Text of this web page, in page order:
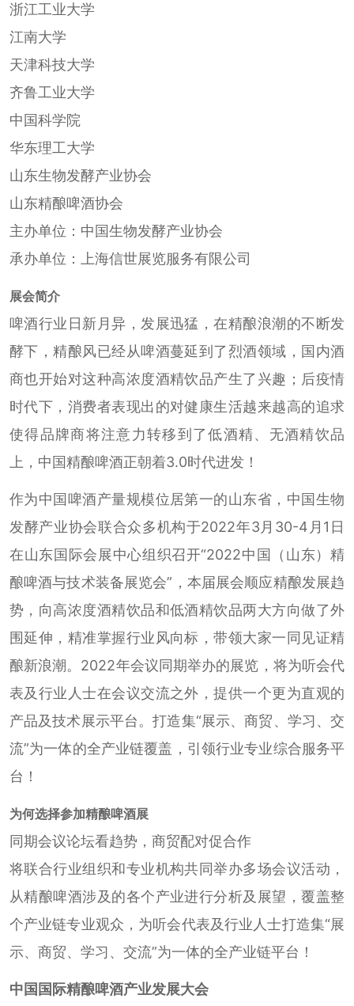
浙江工业大学
江南大学
天津科技大学
齐鲁工业大学
中国科学院
华东理工大学
山东生物发酵产业协会
山东精酿啤酒协会
主办单位：中国生物发酵产业协会
承办单位：上海信世展览服务有限公司
展会简介
啤酒行业日新月异，发展迅猛，在精酿浪潮的不断发
酵下，精酿风已经从啤酒蔓延到了烈酒领域，国内酒
商也开始对这种高浓度酒精饮品产生了兴趣；后疫情
时代下，消费者表现出的对健康生活越来越高的追求
使得品牌商将注意力转移到了低酒精、无酒精饮品
上，中国精酿啤酒正朝着3.0时代进发！
作为中国啤酒产量规模位居第一的山东省，中国生物
发酵产业协会联合众多机构于2022年3月30-4月1日
在山东国际会展中心组织召开“2022中国（山东）精
酿啤酒与技术装备展览会”，本届展会顺应精酿发展趋
势，向高浓度酒精饮品和低酒精饮品两大方向做了外
围延伸，精准掌握行业风向标，带领大家一同见证精
酿新浪潮。2022年会议同期举办的展览，将为听会代
表及行业人士在会议交流之外，提供一个更为直观的
产品及技术展示平台。打造集“展示、商贸、学习、交
流”为一体的全产业链覆盖，引领行业专业综合服务平
台！
为何选择参加精酿啤酒展
同期会议论坛看趋势，商贸配对促合作
将联合行业组织和专业机构共同举办多场会议活动，
从精酿啤酒涉及的各个产业进行分析及展望，覆盖整
个产业链专业观众，为听会代表及行业人士打造集“展
示、商贸、学习、交流”为一体的全产业链平台！
中国国际精酿啤酒产业发展大会